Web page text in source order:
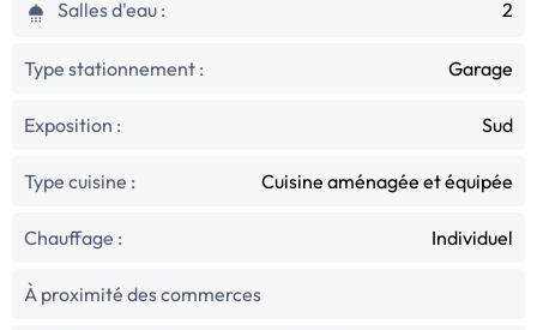
Salles d'eau : 2
Type stationnement : Garage
Exposition : Sud
Type cuisine : Cuisine aménagée et équipée
Chauffage : Individuel
À proximité des commerces